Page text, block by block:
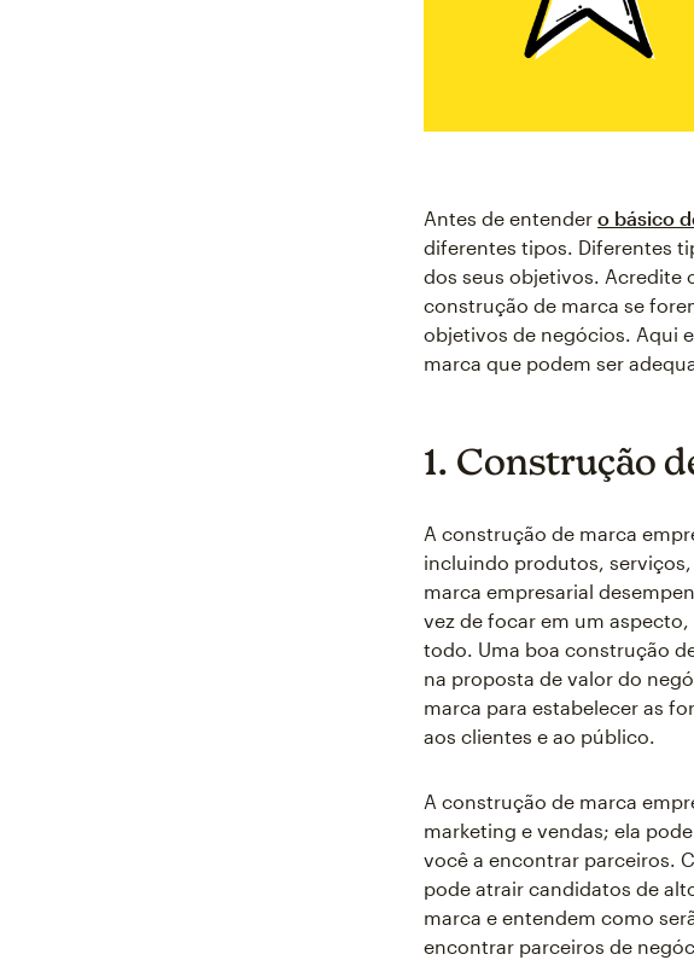
Antes de entender o básico
diferentes tipos. Diferentes
dos seus objetivos. Acredite
construção de marca se
objetivos de negócios. Aqui
marca que podem ser
1. Construção
A construção de marca
incluindo produtos,
marca empresarial
vez de focar em um
todo. Uma boa construção
na proposta de valor do
marca para estabelecer as
aos clientes e ao público.
A construção de marca
marketing e vendas; ela
você a encontrar parceiros.
pode atrair candidatos de
marca e entendem como
encontrar parceiros de